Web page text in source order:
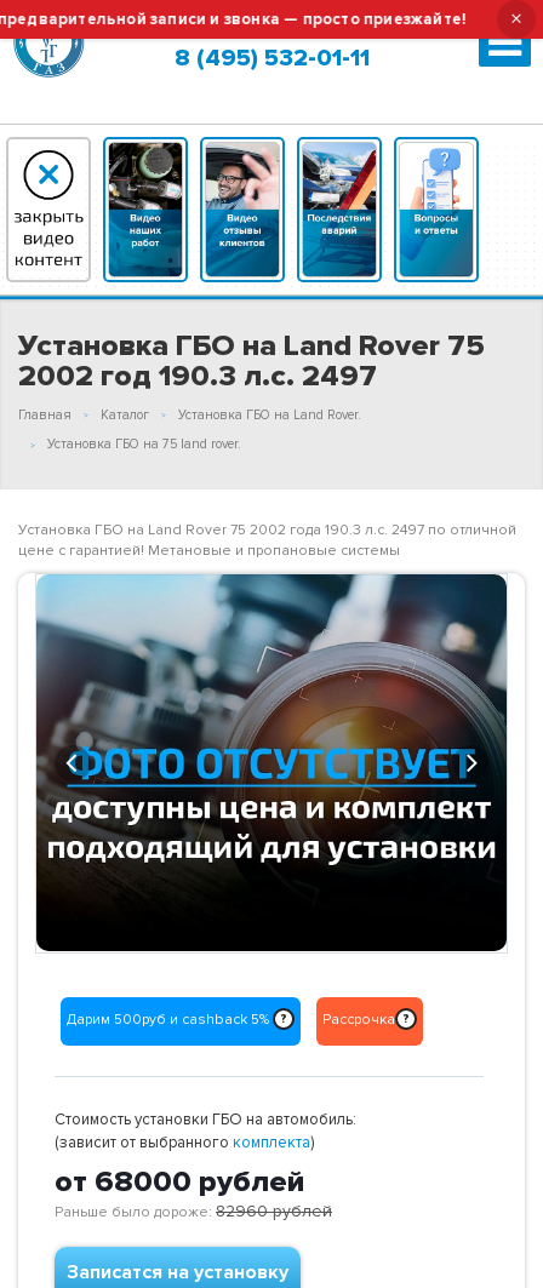
записи и звонка — просто приезжайте! ×
Москва (сменить город?)
8 (495) 532-01-11
Установка ГБО на Land Rover 75
2002 год 190.3 л.с. 2497
Главная Каталог
Установка ГБО на Land Rover.
Установка ГБО на 75 land rover.
Установка ГБО на Land Rover 75 2002 года 190.3 л.с. 2497 по отличной
цене с гарантией! Метановые и пропановые системы
Previous Next
Дарим 500руб и cashback 5% ? Рассрочка ?
Стоимость установки ГБО на автомобиль:
(зависит от выбранного комплекта)
от 68000 рублей
Раньше было дороже: 82960рублей
Записатся на установку